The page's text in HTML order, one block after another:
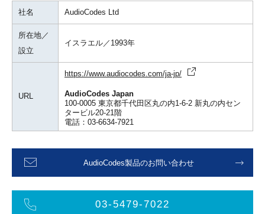
社名 AudioCodes Ltd
所在地／
設立
イスラエル／1993年
URL
https://www.audiocodes.com/ja-jp/
AudioCodes Japan
100-0005 東京都千代田区丸の内1-6-2 新丸の内セン
タービル20-21階
電話：03-6634-7921
AudioCodes製品のお問い合わせ
03-5479-7022